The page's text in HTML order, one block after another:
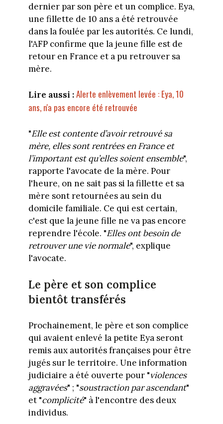
dernier par son père et un complice. Eya,
une fillette de 10 ans a été retrouvée
dans la foulée par les autorités. Ce lundi,
l'AFP confirme que la jeune fille est de
retour en France et a pu retrouver sa
mère.
Lire aussi :Alerte enlèvement levée : Eya, 10
ans, n'a pas encore été retrouvée
"Elle est contente d’avoir retrouvé sa
mère, elles sont rentrées en France et
l’important est qu’elles soient ensemble",
rapporte l'avocate de la mère. Pour
l'heure, on ne sait pas si la fillette et sa
mère sont retournées au sein du
domicile familiale. Ce qui est certain,
c'est que la jeune fille ne va pas encore
reprendre l'école. "Elles ont besoin de
retrouver une vie normale", explique
l'avocate.
Le père et son complice
bientôt transférés
Prochainement, le père et son complice
qui avaient enlevé la petite Eya seront
remis aux autorités françaises pour être
jugés sur le territoire. Une information
judiciaire a été ouverte pour "violences
aggravées" ; "soustraction par ascendant"
et "complicité" à l'encontre des deux
individus.